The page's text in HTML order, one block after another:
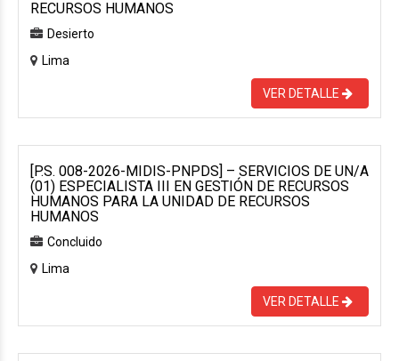
RECURSOS HUMANOS
Desierto
Lima
VER DETALLE
[P.S. 008-2026-MIDIS-PNPDS] – SERVICIOS DE UN/A
(01) ESPECIALISTA III EN GESTIÓN DE RECURSOS
HUMANOS PARA LA UNIDAD DE RECURSOS
HUMANOS
Concluido
Lima
VER DETALLE